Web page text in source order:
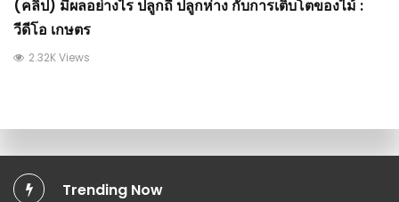
(คลิป) มีผลอย่างไร ปลูกถี่ ปลูกห่าง กับการเติบโตของไม้ :
วีดีโอ เกษตร
2.32K Views
Trending Now